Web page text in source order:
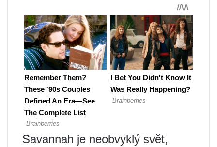
Savannah je neobvyklý svět,